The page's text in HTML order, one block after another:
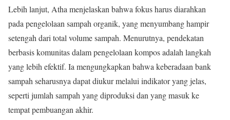
Lebih lanjut, Atha menjelaskan bahwa fokus harus diarahkan
pada pengelolaan sampah organik, yang menyumbang hampir
setengah dari total volume sampah. Menurutnya, pendekatan
berbasis komunitas dalam pengelolaan kompos adalah langkah
yang lebih efektif. Ia mengungkapkan bahwa keberadaan bank
sampah seharusnya dapat diukur melalui indikator yang jelas,
seperti jumlah sampah yang diproduksi dan yang masuk ke
tempat pembuangan akhir.